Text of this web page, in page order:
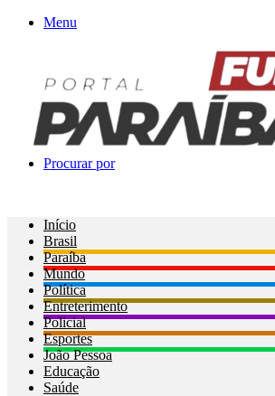
Menu
Procurar por
Início
Brasil
Paraíba
Mundo
Política
Entreterimento
Policial
Esportes
João Pessoa
Educação
Saúde